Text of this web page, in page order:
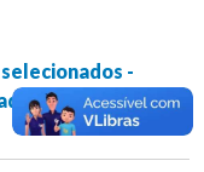
-
- MS